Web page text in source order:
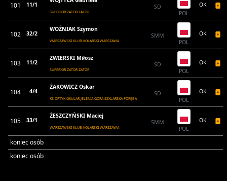
101 11/1
SUPERIOR ZATOR ZATOR
SD
POL
OK
102 32/2
WOŹNIAK Szymon
WARSZAWSKI KLUB KOLARSKI WARSZAWA
SMM
POL
OK
103 11/2
ZWIERSKI Miłosz
SUPERIOR ZATOR ZATOR
SD
POL
OK
104 4/4
ŻAKOWICZ Oskar
KS OPTYK-OKULAR JELENIA GÓRA SZKLARSKA PORĘBA
SD
POL
OK
105 33/1
ŻESZCZYŃSKI Maciej
WARSZAWSKI KLUB KOLARSKI WARSZAWA
SMM
POL
OK
koniec osób
koniec osób